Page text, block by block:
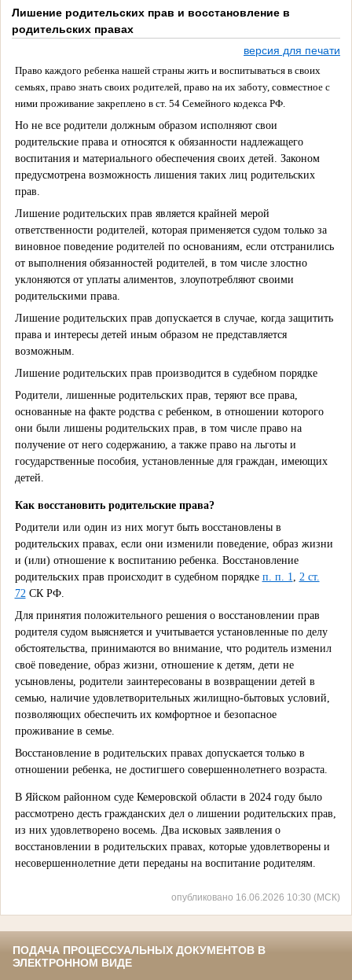
Лишение родительских прав и восстановление в
родительских правах
версия для печати
Право каждого ребенка нашей страны жить и воспитываться в своих
семьях, право знать своих родителей, право на их заботу, совместное с
ними проживание закреплено в ст. 54 Семейного кодекса РФ.
Но не все родители должным образом исполняют свои
родительские права и относятся к обязанности надлежащего
воспитания и материального обеспечения своих детей. Законом
предусмотрена возможность лишения таких лиц родительских
прав.
Лишение родительских прав является крайней мерой
ответственности родителей, которая применяется судом только за
виновное поведение родителей по основаниям, если отстранились
от выполнения обязанностей родителей, в том числе злостно
уклоняются от уплаты алиментов, злоупотребляют своими
родительскими права.
Лишение родительских прав допускается в случае, когда защитить
права и интересы детей иным образом не представляется
возможным.
Лишение родительских прав производится в судебном порядке
Родители, лишенные родительских прав, теряют все права,
основанные на факте родства с ребенком, в отношении которого
они были лишены родительских прав, в том числе право на
получение от него содержанию, а также право на льготы и
государственные пособия, установленные для граждан, имеющих
детей.
Как восстановить родительские права?
Родители или один из них могут быть восстановлены в
родительских правах, если они изменили поведение, образ жизни
и (или) отношение к воспитанию ребенка. Восстановление
родительских прав происходит в судебном порядке п. п. 1
2 ст.
72 СК РФ.
Для принятия положительного решения о восстановлении прав
родителя судом выясняется и учитывается установленные по делу
обстоятельства, принимаются во внимание, что родитель изменил
своё поведение, образ жизни, отношение к детям, дети не
усыновлены, родители заинтересованы в возвращении детей в
семью, наличие удовлетворительных жилищно-бытовых условий,
позволяющих обеспечить их комфортное и безопасное
проживание в семье.
Восстановление в родительских правах допускается только в
отношении ребенка, не достигшего совершеннолетнего возраста.
В Яйском районном суде Кемеровской области в 2024 году было
рассмотрено десть гражданских дел о лишении родительских прав,
из них удовлетворено восемь. Два исковых заявления о
восстановлении в родительских правах, которые удовлетворены и
несовершеннолетние дети переданы на воспитание родителям.
опубликовано 16.06.2026 10:30 (МСК)
ПОДАЧА ПРОЦЕССУАЛЬНЫХ ДОКУМЕНТОВ В
ЭЛЕКТРОННОМ ВИДЕ